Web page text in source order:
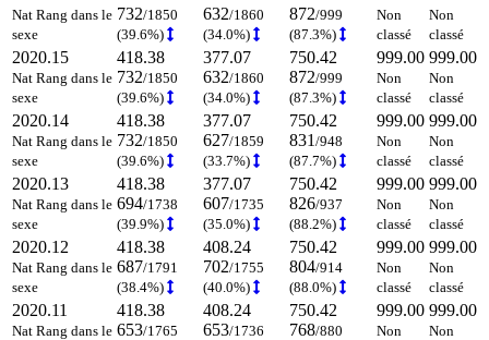
Nat Rang dans le
sexe
732/1850
(39.6%)
632/1860
(34.0%)
872/999
(87.3%)
Non
classé
Non
classé
2020.15
Nat Rang dans le
sexe
418.38
732/1850
(39.6%)
377.07
632/1860
(34.0%)
750.42
872/999
(87.3%)
999.00
Non
classé
999.00
Non
classé
2020.14
Nat Rang dans le
sexe
418.38
732/1850
(39.6%)
377.07
627/1859
(33.7%)
750.42
831 /948
(87.7%)
999.00
Non
classé
999.00
Non
classé
2020.13
Nat Rang dans le
sexe
418.38
694/1738
(39.9%)
377.07
607/1735
(35.0%)
750.42
826/937
(88.2%)
999.00
Non
classé
999.00
Non
classé
2020.12
Nat Rang dans le
sexe
418.38
687/1791
(38.4%)
408.24
702/1755
(40.0%)
750.42
804/914
(88.0%)
999.00
Non
classé
999.00
Non
classé
2020.11
Nat Rang dans le
418.38
653/1765
408.24
653/1736
750.42
768/880
999.00
Non
999.00
Non